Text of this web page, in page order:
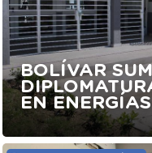
BOLÍVAR
EN